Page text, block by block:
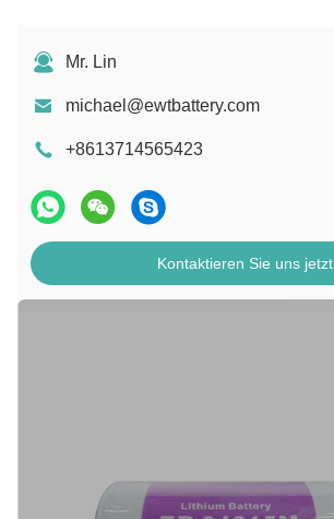
Mr. Lin
michael@ewtbattery.com
+8613714565423
Kontaktieren Sie uns jetzt